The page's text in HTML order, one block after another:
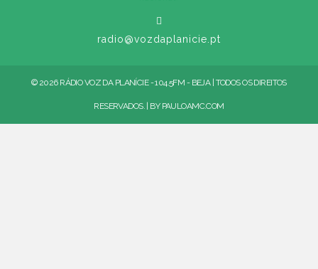
radio@vozdaplanicie.pt
© 2026 RÁDIO VOZ DA PLANÍCIE - 104.5FM - BEJA | TODOS OS DIREITOS
RESERVADOS. | BY PAULOAMC.COM